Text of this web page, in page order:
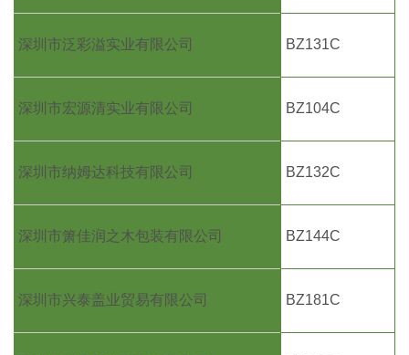
深圳市泛彩溢实业有限公司 BZ131C
深圳市宏源清实业有限公司 BZ104C
深圳市纳姆达科技有限公司 BZ132C
深圳市箫佳润之木包装有限公司 BZ144C
深圳市兴泰盖业贸易有限公司 BZ181C